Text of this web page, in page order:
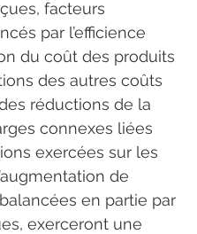
facteurs
par l’efficience
du coût des produits
des autres coûts
réductions de la
connexes liées
exercées sur les
de
en partie par
exerceront une